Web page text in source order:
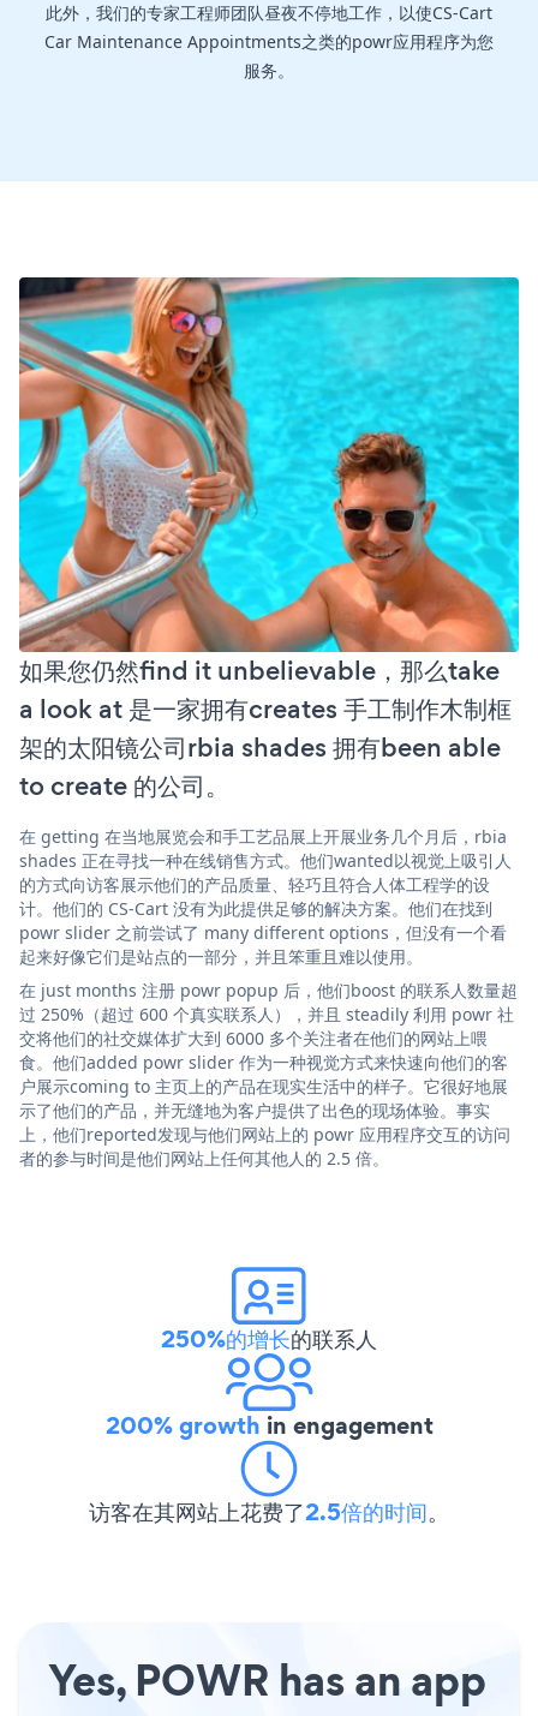
此外，我们的专家工程师团队昼夜不停地工作，以使CS-Cart
Car Maintenance Appointments之类的powr应用程序为您
服务。
如果您仍然find it unbelievable，那么take
a look at 是一家拥有creates 手工制作木制框
架的太阳镜公司rbia shades 拥有been able
to create 的公司。
在 getting 在当地展览会和手工艺品展上开展业务几个月后，rbia
shades 正在寻找一种在线销售方式。他们wanted以视觉上吸引人
的方式向访客展示他们的产品质量、轻巧且符合人体工程学的设
计。他们的 CS-Cart 没有为此提供足够的解决方案。他们在找到
powr slider 之前尝试了 many different options，但没有一个看
起来好像它们是站点的一部分，并且笨重且难以使用。
在 just months 注册 powr popup 后，他们boost 的联系人数量超
过 250%（超过 600 个真实联系人），并且 steadily 利用 powr 社
交将他们的社交媒体扩大到 6000 多个关注者在他们的网站上喂
食。他们added powr slider 作为一种视觉方式来快速向他们的客
户展示coming to 主页上的产品在现实生活中的样子。它很好地展
示了他们的产品，并无缝地为客户提供了出色的现场体验。事实
上，他们reported发现与他们网站上的 powr 应用程序交互的访问
者的参与时间是他们网站上任何其他人的 2.5 倍。
250%的增长的联系人
200% growth in engagement
访客在其网站上花费了2.5倍的时间。
Yes, POWR has an app